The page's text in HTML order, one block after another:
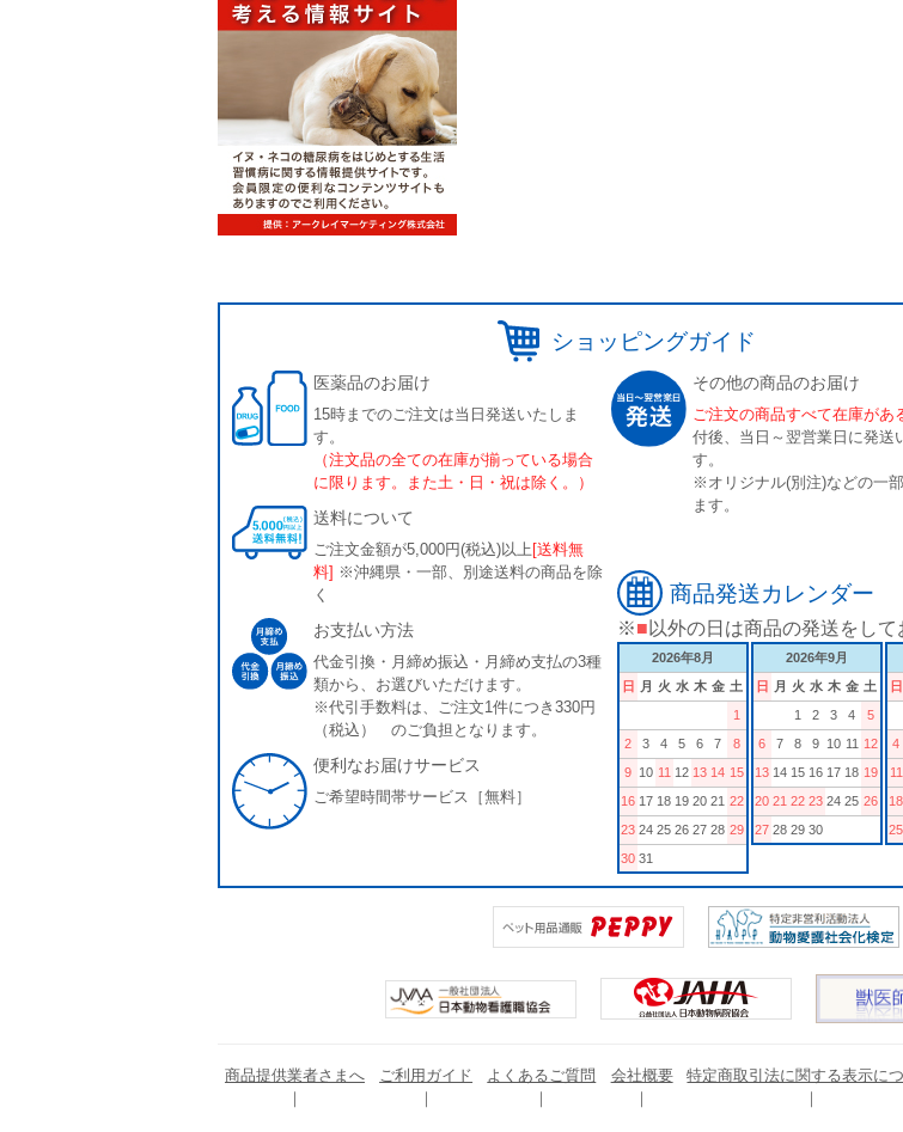
ショッピングガイド
医薬品のお届け
15時までのご注文は当日発送いたしま
す。
（注文品の全ての在庫が揃っている場合
に限ります。また土・日・祝は除く。）
送料について
ご注文金額が5,000円(税込)以上 [送料無
料] ※沖縄県・一部、別途送料の商品を除
く
お支払い方法
代金引換・月締め振込・月締め支払の3種
類から、お選びいただけます。
※代引手数料は、ご注文1件につき330円
（税込） のご負担となります。
便利なお届けサービス
ご希望時間帯サービス［無料］
その他の商品のお届け
ご注文の商品すべて在庫があ
付後、当日～翌営業日に発送
す。
※オリジナル(別注)などの一
ます。
商品発送カレンダー
※■以外の日は商品の発送をして
2026年8月
日 月 火 水 木 金 土
1
2
3 4 5 6 7
8
9 10 11 12 13 14 15
16 17 18 19 20 21 22
23 24 25 26 27 28 29
30 31
2026年9月
日 月 火 水 木 金 土
1
2 3 4
5
6
7 8 9 10 11 12
13 14 15 16 17 18 19
20 21 22 23 24 25 26
27 28 29 30
日
4
11
18
25
商品提供業者さまへ ご利用ガイド よくあるご質問 会社概要 特定商取引法に関する表示に